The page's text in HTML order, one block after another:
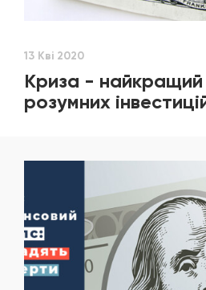
13 Кві 2020
Криза - найкращий
розумних